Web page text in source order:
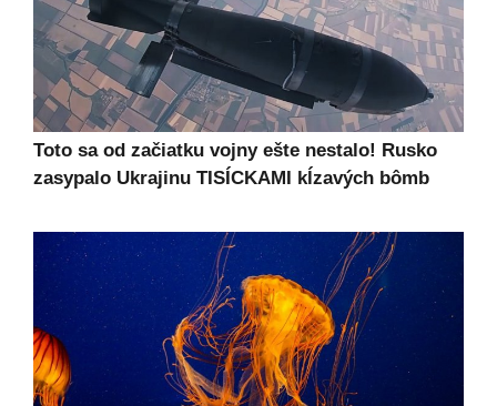
Toto sa od začiatku vojny ešte nestalo! Rusko
zasypalo Ukrajinu TISÍCKAMI kĺzavých bômb